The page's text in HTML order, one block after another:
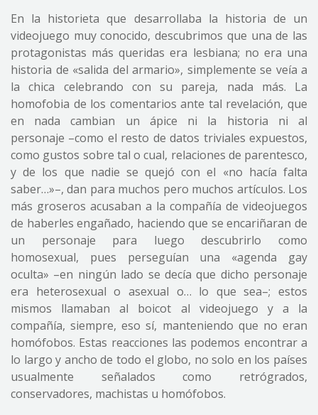
En la historieta que desarrollaba la historia de un
videojuego muy conocido, descubrimos que una de las
protagonistas más queridas era lesbiana; no era una
historia de «salida del armario», simplemente se veía a
la chica celebrando con su pareja, nada más. La
homofobia de los comentarios ante tal revelación, que
en nada cambian un ápice ni la historia ni al
personaje –como el resto de datos triviales expuestos,
como gustos sobre tal o cual, relaciones de parentesco,
y de los que nadie se quejó con el «no hacía falta
saber…»–, dan para muchos pero muchos artículos. Los
más groseros acusaban a la compañía de videojuegos
de haberles engañado, haciendo que se encariñaran de
un personaje para luego descubrirlo como
homosexual, pues perseguían una «agenda gay
oculta» –en ningún lado se decía que dicho personaje
era heterosexual o asexual o… lo que sea–; estos
mismos llamaban al boicot al videojuego y a la
compañía, siempre, eso sí, manteniendo que no eran
homófobos. Estas reacciones las podemos encontrar a
lo largo y ancho de todo el globo, no solo en los países
usualmente señalados como retrógrados,
conservadores, machistas u homófobos.